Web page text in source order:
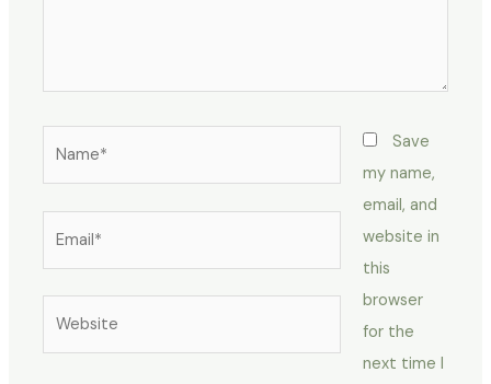
Save
my name,
email, and
website in
this
browser
for the
next time I